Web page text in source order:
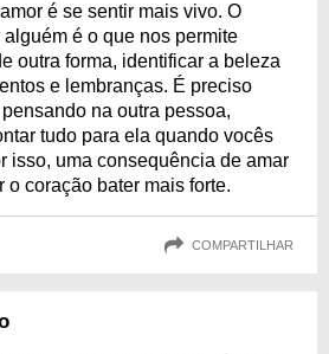
é se sentir mais vivo. O
é o que nos permite
outra forma, identificar a beleza
e lembranças. É preciso
na outra pessoa,
tudo para ela quando vocês
isso, uma consequência de amar
o coração bater mais forte.
COMPARTILHAR